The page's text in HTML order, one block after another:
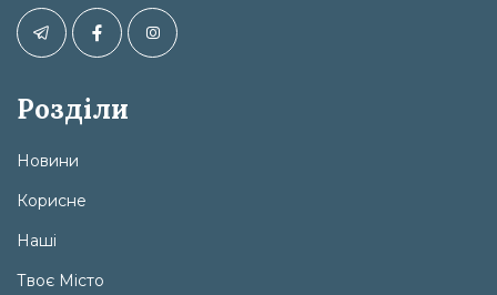
Розділи
Новини
Корисне
Наші
Твоє Місто